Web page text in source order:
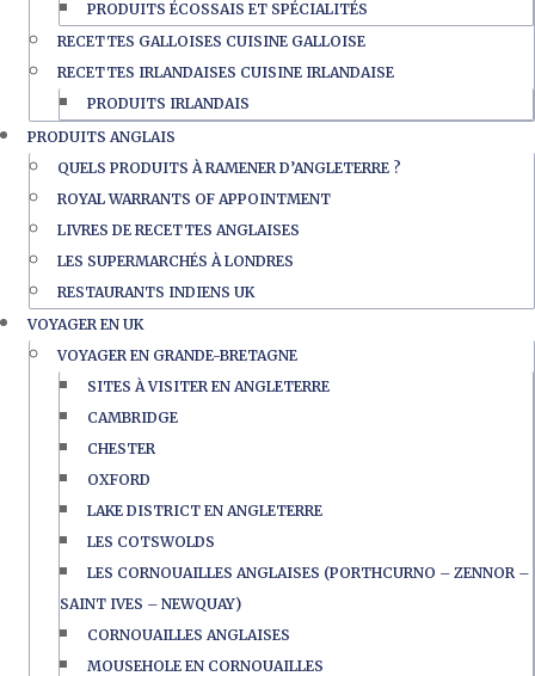
PRODUITS ÉCOSSAIS ET SPÉCIALITÉS
RECETTES GALLOISES CUISINE GALLOISE
RECETTES IRLANDAISES CUISINE IRLANDAISE
PRODUITS IRLANDAIS
PRODUITS ANGLAIS
QUELS PRODUITS À RAMENER D’ANGLETERRE ?
ROYAL WARRANTS OF APPOINTMENT
LIVRES DE RECETTES ANGLAISES
LES SUPERMARCHÉS À LONDRES
RESTAURANTS INDIENS UK
VOYAGER EN UK
VOYAGER EN GRANDE-BRETAGNE
SITES À VISITER EN ANGLETERRE
CAMBRIDGE
CHESTER
OXFORD
LAKE DISTRICT EN ANGLETERRE
LES COTSWOLDS
LES CORNOUAILLES ANGLAISES (PORTHCURNO – ZENNOR –
SAINT IVES – NEWQUAY)
CORNOUAILLES ANGLAISES
MOUSEHOLE EN CORNOUAILLES